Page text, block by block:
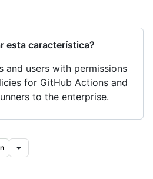
esta característica?
and users with permissions
for GitHub Actions and
to the enterprise.